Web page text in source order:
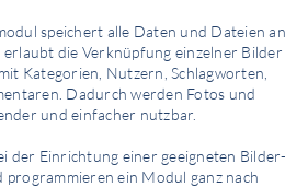
speichert alle Daten und Dateien an
erlaubt die Verknüpfung einzelner Bilder
Kategorien, Nutzern, Schlagworten,
Dadurch werden Fotos und
und einfacher nutzbar.
der Einrichtung einer geeigneten Bilder-
ein Modul ganz nach